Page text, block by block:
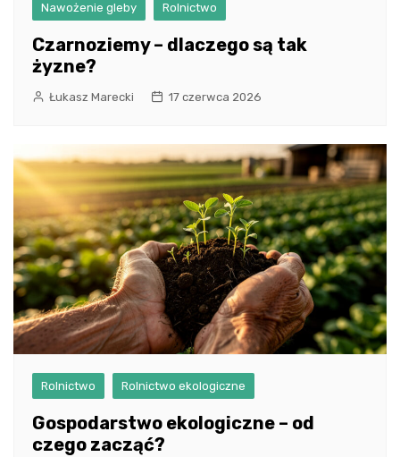
Nawożenie gleby Rolnictwo
Czarnoziemy – dlaczego są tak
żyzne?
Łukasz Marecki 17 czerwca 2026
Rolnictwo Rolnictwo ekologiczne
Gospodarstwo ekologiczne – od
czego zacząć?